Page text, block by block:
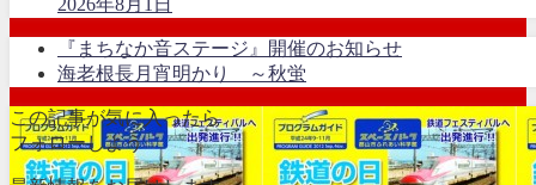
『まちなか音ステージ』開催のお知らせ
海老根長月宵明かり ～秋蛍
この記事が気に入ったら
フォローしよう